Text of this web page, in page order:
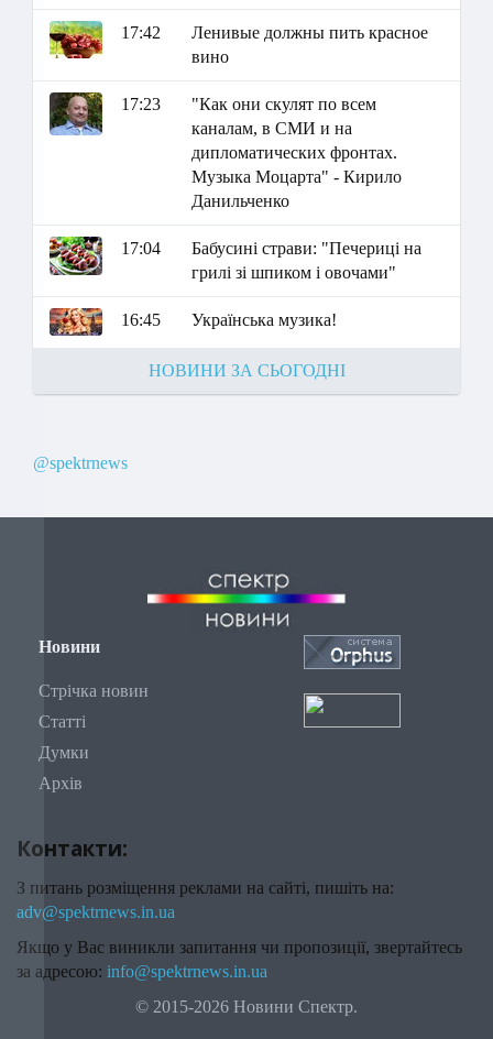
17:42
Ленивые должны пить красное
вино
17:23
"Как они скулят по всем
каналам, в СМИ и на
дипломатических фронтах.
Музыка Моцарта" - Кирило
Данильченко
17:04
Бабусині страви: "Печериці на
грилі зі шпиком і овочами"
16:45 Українська музика!
НОВИНИ ЗА СЬОГОДНІ
@spektrnews
Новини
Стрічка новин
Статті
Думки
Архів
Контакти:
З питань розміщення реклами на сайті, пишіть на:
adv@spektrnews.in.ua
Якщо у Вас виникли запитання чи пропозиції, звертайтесь
за адресою: info@spektrnews.in.ua
© 2015-2026 Новини Спектр.